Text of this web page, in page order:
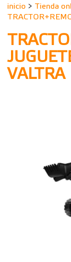
inicio > Tienda
VALTRA